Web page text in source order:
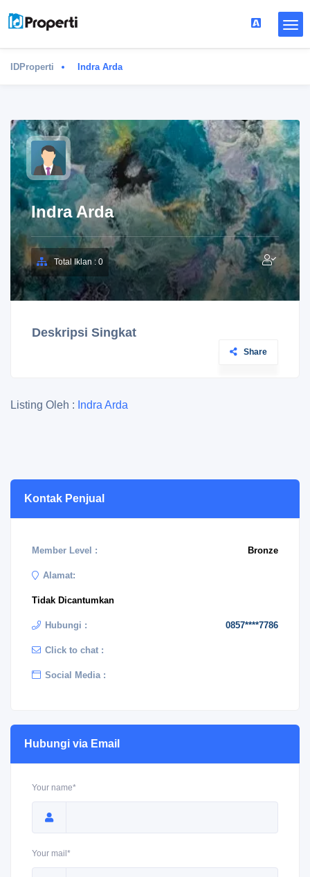
IDProperti Indra Arda
Indra Arda
Total Iklan : 0
Deskripsi Singkat
Share
Listing Oleh : Indra Arda
Kontak Penjual
Member Level : Bronze
Alamat:
Tidak Dicantumkan
Hubungi : 0857****7786
Click to chat :
Social Media :
Hubungi via Email
Your name*
Your mail*